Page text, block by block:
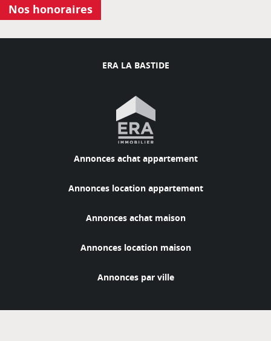
Nos honoraires
ERA LA BASTIDE
Annonces achat appartement
Annonces location appartement
Annonces achat maison
Annonces location maison
Annonces par ville